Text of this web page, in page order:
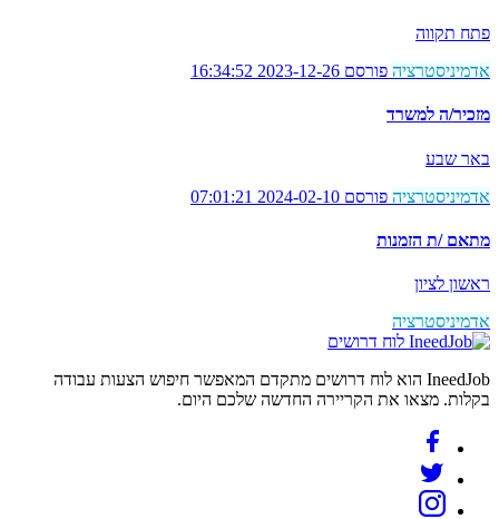
פתח תקווה
אדמיניסטרציה פורסם 2023-12-26 16:34:52
מזכיר/ה למשרד
באר שבע
אדמיניסטרציה פורסם 2024-02-10 07:01:21
מתאם /ת הזמנות
ראשון לציון
אדמיניסטרציה
לוח דרושים
IneedJob הוא לוח דרושים מתקדם המאפשר חיפוש הצעות עבודה
בקלות. מצאו את הקריירה החדשה שלכם היום.